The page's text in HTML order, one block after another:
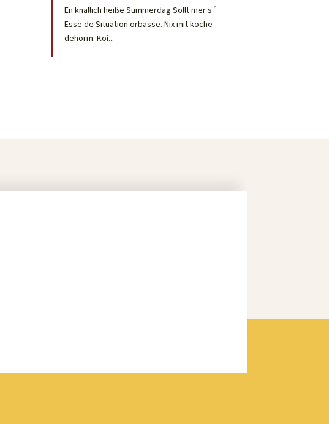
En knallich heiße Summerdäg Sollt mer s´
Esse de Situation orbasse. Nix mit koche
dehorm. Koi...